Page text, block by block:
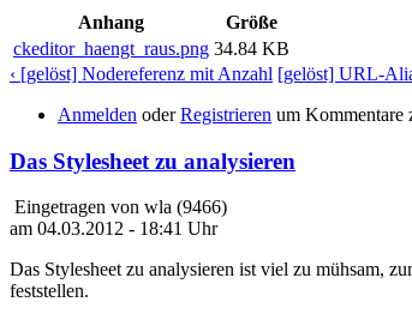
Anhang
Größe
ckeditor_haengt_raus.png 34.84 KB
‹ [gelöst] Nodereferenz mit Anzahl [gelöst] URL-
Anmelden oderRegistrieren um Kommentare
Das Stylesheet zu analysieren
Eingetragen von wla (9466)
am 04.03.2012 - 18:41 Uhr
Das Stylesheet zu analysieren ist viel zu mühsam,
feststellen.